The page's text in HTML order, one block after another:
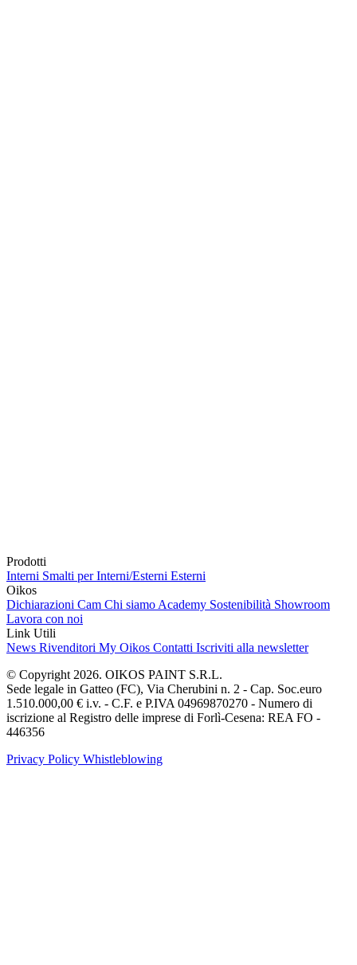
Prodotti
Interni Smalti per Interni/Esterni Esterni
Oikos
Dichiarazioni Cam Chi siamo Academy Sostenibilità Showroom
Lavora con noi
Link Utili
News Rivenditori My Oikos Contatti Iscriviti alla newsletter
© Copyright 2026. OIKOS PAINT S.R.L.
Sede legale in Gatteo (FC), Via Cherubini n. 2 - Cap. Soc.euro
1.510.000,00 € i.v. - C.F. e P.IVA 04969870270 - Numero di
iscrizione al Registro delle imprese di Forlì-Cesena: REA FO -
446356
Privacy Policy Whistleblowing